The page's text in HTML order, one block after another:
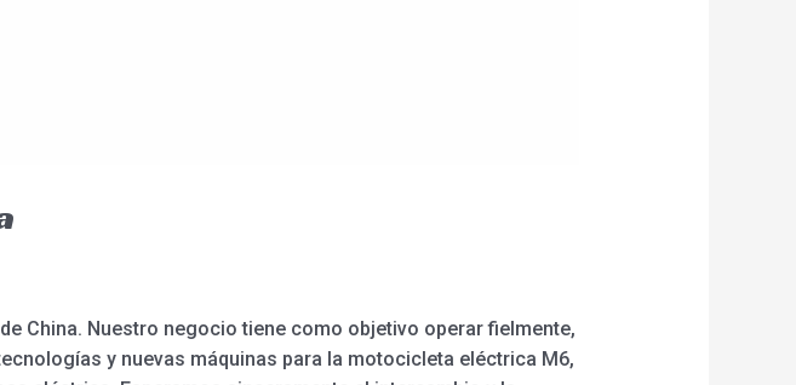
China. Nuestro negocio tiene como objetivo operar fielmente,
y nuevas máquinas para la motocicleta eléctrica M6,